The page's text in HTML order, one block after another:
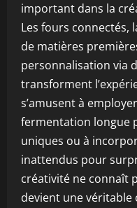
important dans la
Les fours connectés,
de matières
personnalisation via
transforment
s’amusent à
fermentation longue
uniques ou à
inattendus pour
créativité ne connaît
devient une